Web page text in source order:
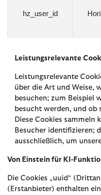
hz_user_id
Leistungsrelevante
Leistungsrelevante
über die Art und Weise,
besuchen; zum Beispiel
besucht werden, und ob
Diese Cookies sammeln
Besucher identifizieren;
ausschließlich, um
Von Einstein für KI-
Die Cookies „uuid“
(Erstanbieter) enthalten